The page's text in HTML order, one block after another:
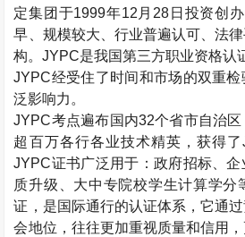
定集团于1999年12月28日投资创
早、规模较大、行业普遍认可、法
构。JYPC是我国第三方职业资格认
JYPC经受住了时间和市场的双重
泛影响力。
JYPC考点遍布国内32个省市自治区
超百万各行各业技术精英，获得了
JYPC证书广泛用于：政府招标、
质升级、大中专院校学生计算学分
证，是国际通行的认证体系，它通
会地位，往往更加重视质量和信用